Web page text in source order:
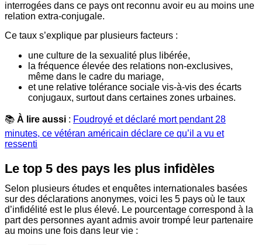
interrogées dans ce pays ont reconnu avoir eu au moins une
relation extra-conjugale.
Ce taux s’explique par plusieurs facteurs :
une culture de la sexualité plus libérée,
la fréquence élevée des relations non-exclusives,
même dans le cadre du mariage,
et une relative tolérance sociale vis-à-vis des écarts
conjugaux, surtout dans certaines zones urbaines.
📚 À lire aussi : Foudroyé et déclaré mort pendant 28
minutes, ce vétéran américain déclare ce qu’il a vu et
ressenti
Le top 5 des pays les plus infidèles
Selon plusieurs études et enquêtes internationales basées
sur des déclarations anonymes, voici les 5 pays où le taux
d’infidélité est le plus élevé. Le pourcentage correspond à la
part des personnes ayant admis avoir trompé leur partenaire
au moins une fois dans leur vie :